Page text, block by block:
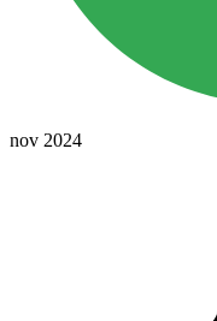
nov 2024